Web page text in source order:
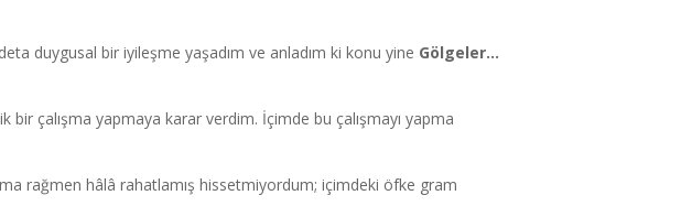
duygusal bir iyileşme yaşadım ve anladım ki konu yine Gölgeler…
bir çalışma yapmaya karar verdim. İçimde bu çalışmayı yapma
rağmen hâlâ rahatlamış hissetmiyordum; içimdeki öfke gram